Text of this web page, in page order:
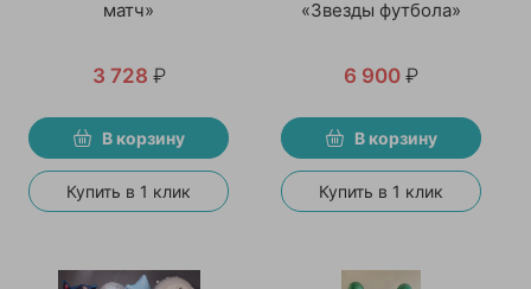
матч»
3 728 ₽
В корзину
Купить в 1 клик
«Звезды футбола»
6 900 ₽
В корзину
Купить в 1 клик